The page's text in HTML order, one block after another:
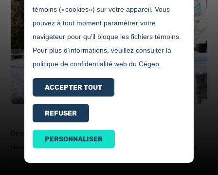
Deux projets entrepreneuriaux d’étudiants du CECC ont été
récompensés lors de la 20e édition du Défi OSEntreprendre,
niveau local qui avait lieu jeudi 29 mars au Domaine Forget.
témoins («cookies») sur votre appareil. Vous
pouvez à tout moment paramétrer votre
navigateur pour qu’il bloque les fichiers témoins.
Pour plus d’informations, veuillez consulter la
politique de confidentialité web du Cégep
ACCEPTER TOUT
REFUSER
PERSONNALISER